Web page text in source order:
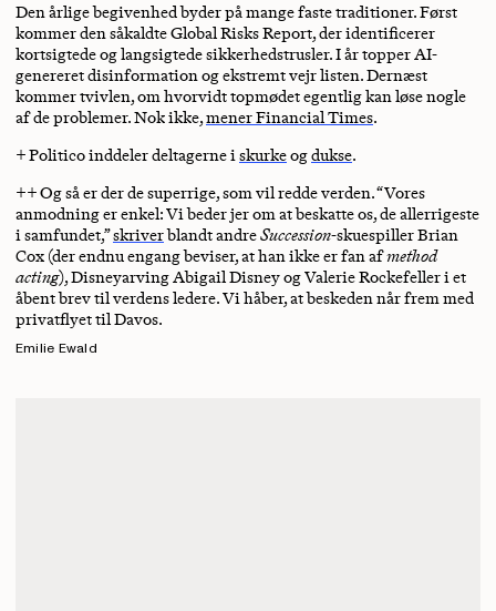
Den årlige begivenhed byder på mange faste traditioner. Først
kommer den såkaldte Global Risks Report, der identificerer
kortsigtede og langsigtede sikkerhedstrusler. I år topper AI-
genereret disinformation og ekstremt vejr listen. Dernæst
kommer tvivlen, om hvorvidt topmødet egentlig kan løse nogle
af de problemer. Nok ikke,mener Financial Times.
+ Politico inddeler deltagerne iskurkeogdukse.
++ Og så er der de superrige, som vil redde verden. “Vores
anmodning er enkel: Vi beder jer om at beskatte os, de allerrigeste
i samfundet,”skriverblandt andreSuccession-skuespiller Brian
Cox (der endnu engang beviser, at han ikke er fan afmethod
acting), Disneyarving Abigail Disney og Valerie Rockefeller i et
åbent brev til verdens ledere. Vi håber, at beskeden når frem med
privatflyet til Davos.
Emilie Ewald